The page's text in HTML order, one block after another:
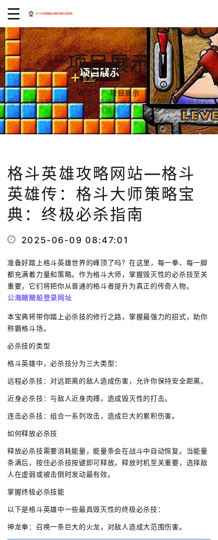
项目展示
首页
项目展示
格斗英雄攻略网站—格斗英雄传：格斗大师策略宝典：终极必
杀指南
格斗英雄攻略网站—格斗
英雄传：格斗大师策略宝
典：终极必杀指南
2025-06-09 08:47:01
准备好踏上格斗英雄世界的峰顶了吗？在这里，每一拳、每一脚
都充满着力量和策略。作为格斗大师，掌握毁灭性的必杀技至关
重要，它们将把你从普通的格斗者提升为真正的传奇人物。
公海赌赌船登录网址
本宝典将带你踏上必杀技的修行之路，掌握最强力的招式，助你
称霸格斗场。
必杀技的类型
格斗英雄中，必杀技分为三大类型：
远程必杀技：对远距离的敌人造成伤害，允许你保持安全距离。
近身必杀技：与敌人近身肉搏，造成毁灭性的打击。
连击必杀技：组合一系列攻击，造成巨大的累积伤害。
如何释放必杀技
释放必杀技需要消耗能量，能量条会在战斗中自动恢复。当能量
条满后，按住必杀技按键即可释放。释放时机至关重要，选择敌
人在虚弱或被击倒时发动最有效。
掌握终极必杀技能
以下是格斗英雄中一些最具毁灭性的终极必杀技：
神龙拳：召唤一条巨大的火龙，对敌人造成大范围伤害。